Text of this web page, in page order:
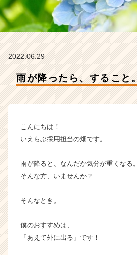
ー
シ
ョ
ベ
チ
ャ
か
2022.06.29
雨が降ったら、すること。
こんにちは！
いえらぶ採用担当の畑です。
雨が降ると、なんだか気分が重くなる。
そんな方、いませんか？
そんなとき。
僕のおすすめは、
「あえて外に出る」です！